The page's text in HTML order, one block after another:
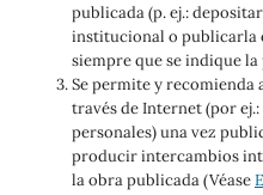
publicada (p. ej.:
institucional o publicarla
siempre que se indique
Se permite y
través de Internet (por
personales) una vez
producir intercambios
la obra publicada (Véase